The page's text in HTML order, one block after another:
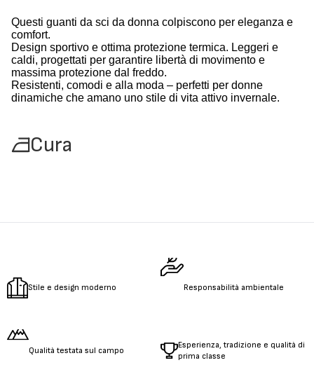
Questi guanti da sci da donna colpiscono per eleganza e
comfort.
Design sportivo e ottima protezione termica. Leggeri e
caldi, progettati per garantire libertà di movimento e
massima protezione dal freddo.
Resistenti, comodi e alla moda – perfetti per donne
dinamiche che amano uno stile di vita attivo invernale.
Cura
Stile e design moderno Responsabilità ambientale
Qualità testata sul campo
Esperienza, tradizione e qualità di
prima classe